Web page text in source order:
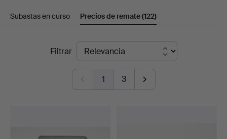
Gomér
Andersson
Linköping
Subastas en curso Precios de remate(122)
Filtrar
1 3